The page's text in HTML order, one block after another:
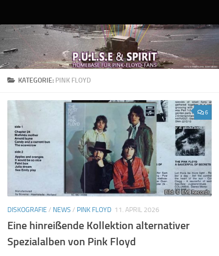
KATEGORIE: PINK FLOYD
6
DISKOGRAFIE / NEWS / PINK FLOYD 11. APRIL 2026
Eine hinreißende Kollektion alternativer
Spezialalben von Pink Floyd